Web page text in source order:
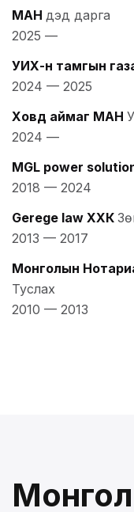
МАН дэд дарга
2025 —
УИХ-н тамгын
2024 — 2025
Ховд аймаг МАН
2024 —
MGL power
2018 — 2024
Gerege law ХХК
2013 — 2017
Монголын
Туслах
2010 — 2013
Монгол